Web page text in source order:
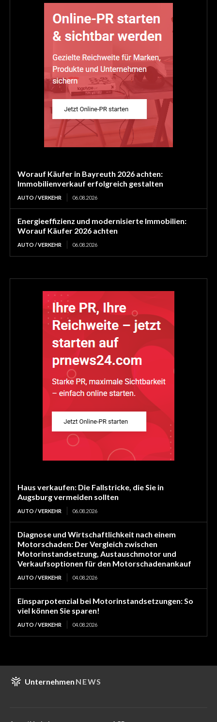
Worauf Käufer in Bayreuth 2026 achten:
Immobilienverkauf erfolgreich gestalten
AUTO / VERKEHR 06.08.2026
Energieeffizienz und modernisierte Immobilien:
Worauf Käufer 2026 achten
AUTO / VERKEHR 06.08.2026
Haus verkaufen: Die Fallstricke, die Sie in
Augsburg vermeiden sollten
AUTO / VERKEHR 06.08.2026
Diagnose und Wirtschaftlichkeit nach einem
Motorschaden: Der Vergleich zwischen
Motorinstandsetzung, Austauschmotor und
Verkaufsoptionen für den Motorschadenankauf
AUTO / VERKEHR 04.08.2026
Einsparpotenzial bei Motorinstandsetzungen: So
viel können Sie sparen!
AUTO / VERKEHR 04.08.2026
Unternehmen NEWS